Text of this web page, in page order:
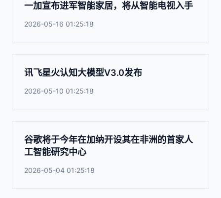
一加宣布进军智能家居，将从智能电视入手
2026-05-16 01:25:18
讯飞星火认知大模型V3.0发布
2026-05-10 01:25:18
谷歌将于今年在加纳开设其在非洲的首家人
工智能研究中心
2026-05-04 01:25:18